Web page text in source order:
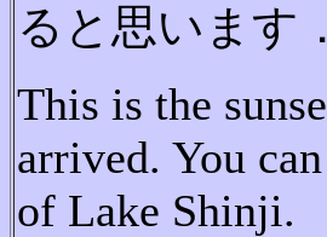
ると思います．
This is the
arrived. You
of Lake Shinji.